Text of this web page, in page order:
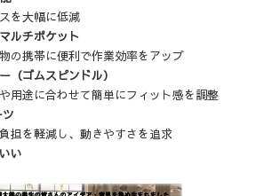
を大幅に低減
ルチポケット
の携帯に便利で作業効率をアップ
（ゴムスピンドル）
用途に合わせて簡単にフィット感を調整
担を軽減し、動きやすさを追求
い